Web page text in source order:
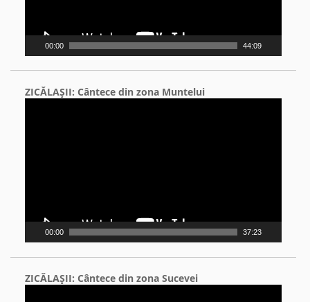
00:00 44:09
ZICĂLAŞII: Cântece din zona Muntelui
00:00 37:23
ZICĂLAŞII: Cântece din zona Sucevei